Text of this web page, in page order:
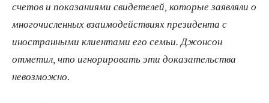
счетов и показаниями свидетелей, которые заявляли о
многочисленных взаимодействиях президента с
иностранными клиентами его семьи. Джонсон
отметил, что игнорировать эти доказательства
невозможно.